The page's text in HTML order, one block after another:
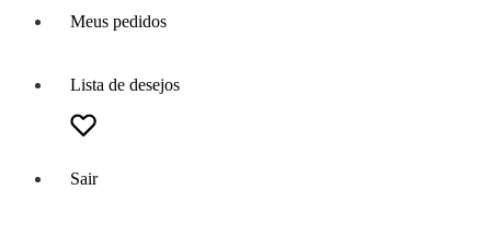
Meus pedidos
Lista de desejos
Sair